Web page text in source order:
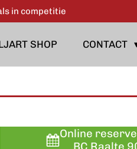
in competitie
SHOP CONTACT
Online